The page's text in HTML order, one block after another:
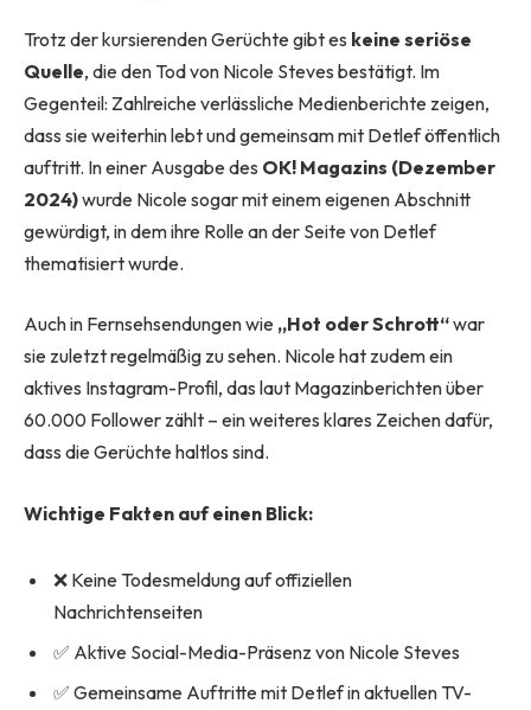
Trotz der kursierenden Gerüchte gibt es keine seriöse
Quelle, die den Tod von Nicole Steves bestätigt. Im
Gegenteil: Zahlreiche verlässliche Medienberichte zeigen,
dass sie weiterhin lebt und gemeinsam mit Detlef öffentlich
auftritt. In einer Ausgabe des OK! Magazins (Dezember
2024)wurde Nicole sogar mit einem eigenen Abschnitt
gewürdigt, in dem ihre Rolle an der Seite von Detlef
thematisiert wurde.
Auch in Fernsehsendungen wie „Hot oder Schrott“war
sie zuletzt regelmäßig zu sehen. Nicole hat zudem ein
aktives Instagram-Profil, das laut Magazinberichten über
60.000 Follower zählt – ein weiteres klares Zeichen dafür,
dass die Gerüchte haltlos sind.
Wichtige Fakten auf einen Blick:
❌ Keine Todesmeldung auf offiziellen
Nachrichtenseiten
✅ Aktive Social-Media-Präsenz von Nicole Steves
✅ Gemeinsame Auftritte mit Detlef in aktuellen TV-